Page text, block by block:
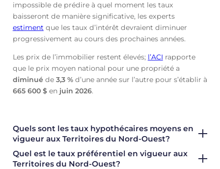
impossible de prédire à quel moment les taux
baisseront de manière significative, les experts
estimentque les taux d’intérêt devraient diminuer
progressivement au cours des prochaines années.
Les prix de l’immobilier restent élevés; l’ACI rapporte
que le prix moyen national pour une propriété a
diminué de 3,3 %d’une année sur l’autre pour s’établir à
665 600 $en juin 2026.
Quels sont les taux hypothécaires moyens en
vigueur aux Territoires du Nord-Ouest?
Quel est le taux préférentiel en vigueur aux
Territoires du Nord-Ouest?